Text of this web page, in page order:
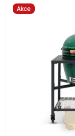
Akce